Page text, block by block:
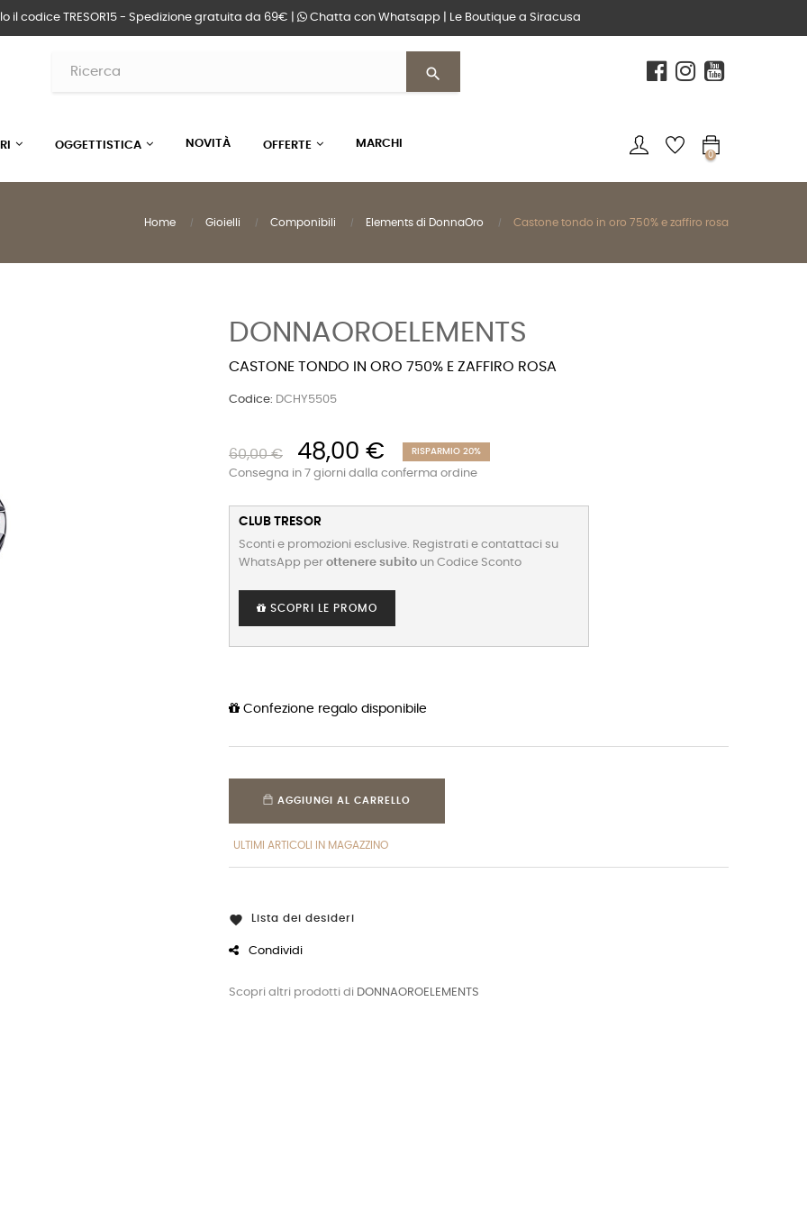
il codice TRESOR15 - Spedizione gratuita da 69€ | Chatta con Whatsapp Le Boutique a Siracusa
search
OGGETTISTICA NOVITÀ OFFERTE MARCHI
0
Home Gioielli Componibili Elements di DonnaOro Castone tondo in oro 750% e zaffiro rosa
DONNAOROELEMENTS
CASTONE TONDO IN ORO 750% E ZAFFIRO ROSA
Codice: DCHY5505
60,00 € 48,00 € RISPARMIO 20%
Consegna in 7 giorni dalla conferma ordine
CLUB TRESOR
Sconti e promozioni esclusive. Registrati e contattaci su
WhatsApp per ottenere subito un Codice Sconto
SCOPRI LE PROMO
Confezione regalo disponibile
AGGIUNGI AL CARRELLO
ULTIMI ARTICOLI IN MAGAZZINO
 Lista dei desideri
Condividi
Scopri altri prodotti di DONNAOROELEMENTS